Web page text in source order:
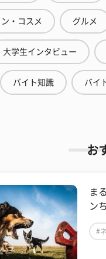
・コスメ グルメ
大学生インタビュー
バイト知識 バイ
お
ま
ン
#